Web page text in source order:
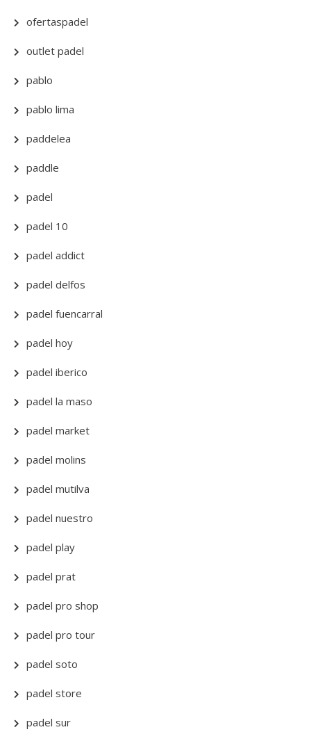
ofertaspadel
outlet padel
pablo
pablo lima
paddelea
paddle
padel
padel 10
padel addict
padel delfos
padel fuencarral
padel hoy
padel iberico
padel la maso
padel market
padel molins
padel mutilva
padel nuestro
padel play
padel prat
padel pro shop
padel pro tour
padel soto
padel store
padel sur